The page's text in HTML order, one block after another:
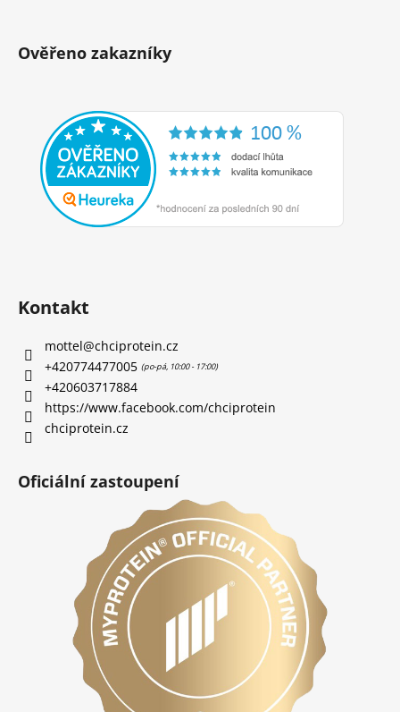
Ověřeno zakazníky
Kontakt
mottel@chciprotein.cz
+420774477005
+420603717884
https://www.facebook.com/chciprotein
chciprotein.cz
Oficiální zastoupení